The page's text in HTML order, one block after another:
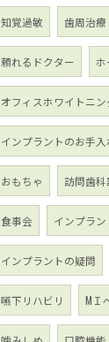
知覚過敏 歯周治療
頼れるドクター ホ
オフィスホワイトニン
インプラントのお手入
おもちゃ 訪問歯科
食事会 インプラ
インプラントの疑問
嚥下リハビリ МＩ